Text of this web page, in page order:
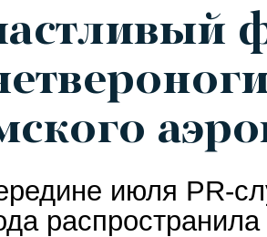
июля PR-